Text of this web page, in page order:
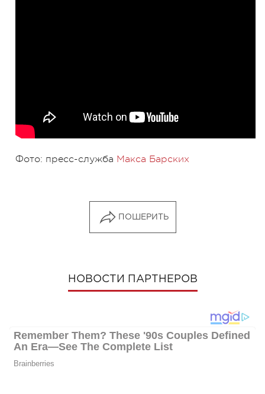
Фото: пресс-служба Макса Барских
ПОШЕРИТЬ
НОВОСТИ ПАРТНЕРОВ